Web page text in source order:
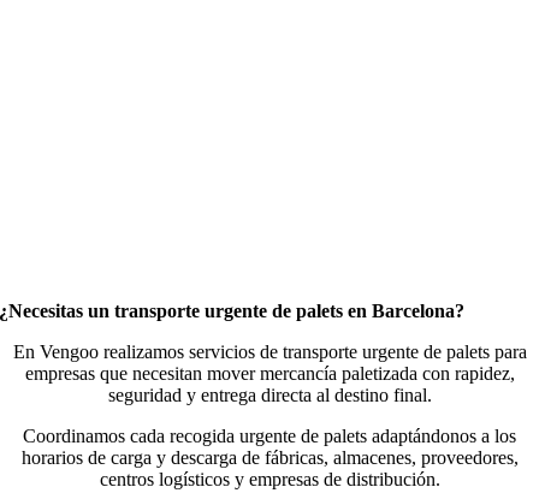
¿Necesitas un transporte urgente de palets en Barcelona?
En Vengoo realizamos servicios de transporte urgente de palets para
empresas que necesitan mover mercancía paletizada con rapidez,
seguridad y entrega directa al destino final.
Coordinamos cada recogida urgente de palets adaptándonos a los
horarios de carga y descarga de fábricas, almacenes, proveedores,
centros logísticos y empresas de distribución.